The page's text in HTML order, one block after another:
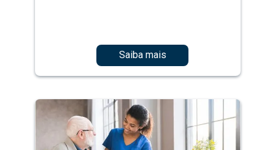
Saiba mais